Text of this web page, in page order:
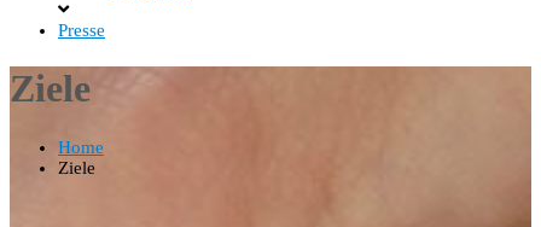
Presse
Ziele
Home
Ziele